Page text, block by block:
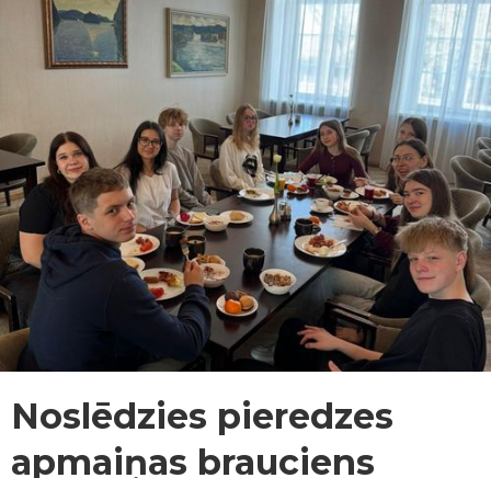
Noslēdzies pieredzes
apmaiņas brauciens